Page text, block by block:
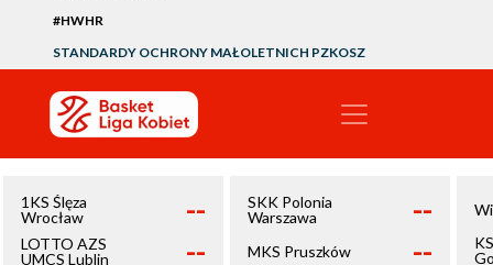
#HWHR
STANDARDY OCHRONY MAŁOLETNICH PZKOSZ
1KS Ślęza
Wrocław
--
LOTTO AZS
UMCS Lublin
--
SKK Polonia
Warszawa
--
MKS Pruszków --